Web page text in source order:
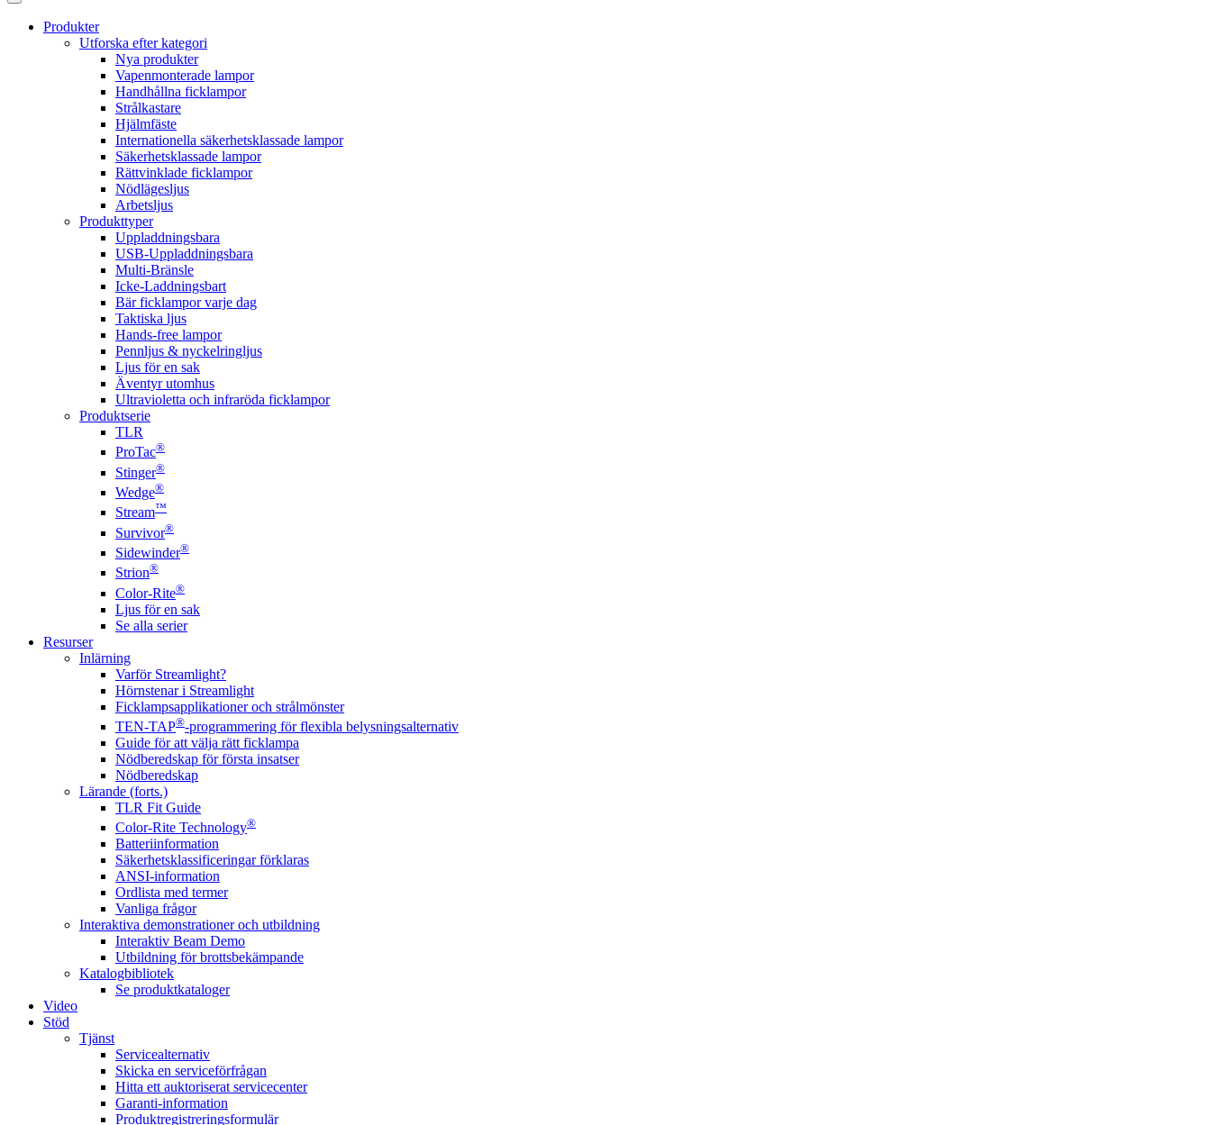
Produkter
Utforska efter kategori
Nya produkter
Vapenmonterade lampor
Handhållna ficklampor
Strålkastare
Hjälmfäste
Internationella säkerhetsklassade lampor
Säkerhetsklassade lampor
Rättvinklade ficklampor
Nödlägesljus
Arbetsljus
Produkttyper
Uppladdningsbara
USB-Uppladdningsbara
Multi-Bränsle
Icke-Laddningsbart
Bär ficklampor varje dag
Taktiska ljus
Hands-free lampor
Pennljus & nyckelringljus
Ljus för en sak
Äventyr utomhus
Ultravioletta och infraröda ficklampor
Produktserie
TLR
ProTac®
Stinger®
Wedge®
Stream™
Survivor®
Sidewinder®
Strion®
Color-Rite®
Ljus för en sak
Se alla serier
Resurser
Inlärning
Varför Streamlight?
Hörnstenar i Streamlight
Ficklampsapplikationer och strålmönster
TEN-TAP®-programmering för flexibla belysningsalternativ
Guide för att välja rätt ficklampa
Nödberedskap för första insatser
Nödberedskap
Lärande (forts.)
TLR Fit Guide
Color-Rite Technology®
Batteriinformation
Säkerhetsklassificeringar förklaras
ANSI-information
Ordlista med termer
Vanliga frågor
Interaktiva demonstrationer och utbildning
Interaktiv Beam Demo
Utbildning för brottsbekämpande
Katalogbibliotek
Se produktkataloger
Video
Stöd
Tjänst
Servicealternativ
Skicka en serviceförfrågan
Hitta ett auktoriserat servicecenter
Garanti-information
Produktregistreringsformulär